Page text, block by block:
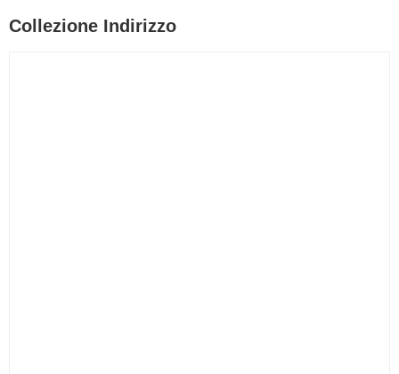
Collezione Indirizzo